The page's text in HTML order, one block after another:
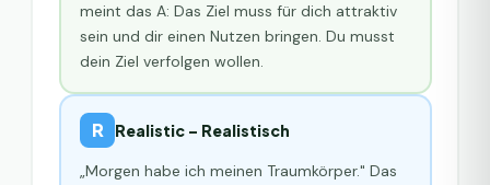
meint das A: Das Ziel muss für dich attraktiv
sein und dir einen Nutzen bringen. Du musst
dein Ziel verfolgen wollen.
R Realistic – Realistisch
„Morgen habe ich meinen Traumkörper." Das